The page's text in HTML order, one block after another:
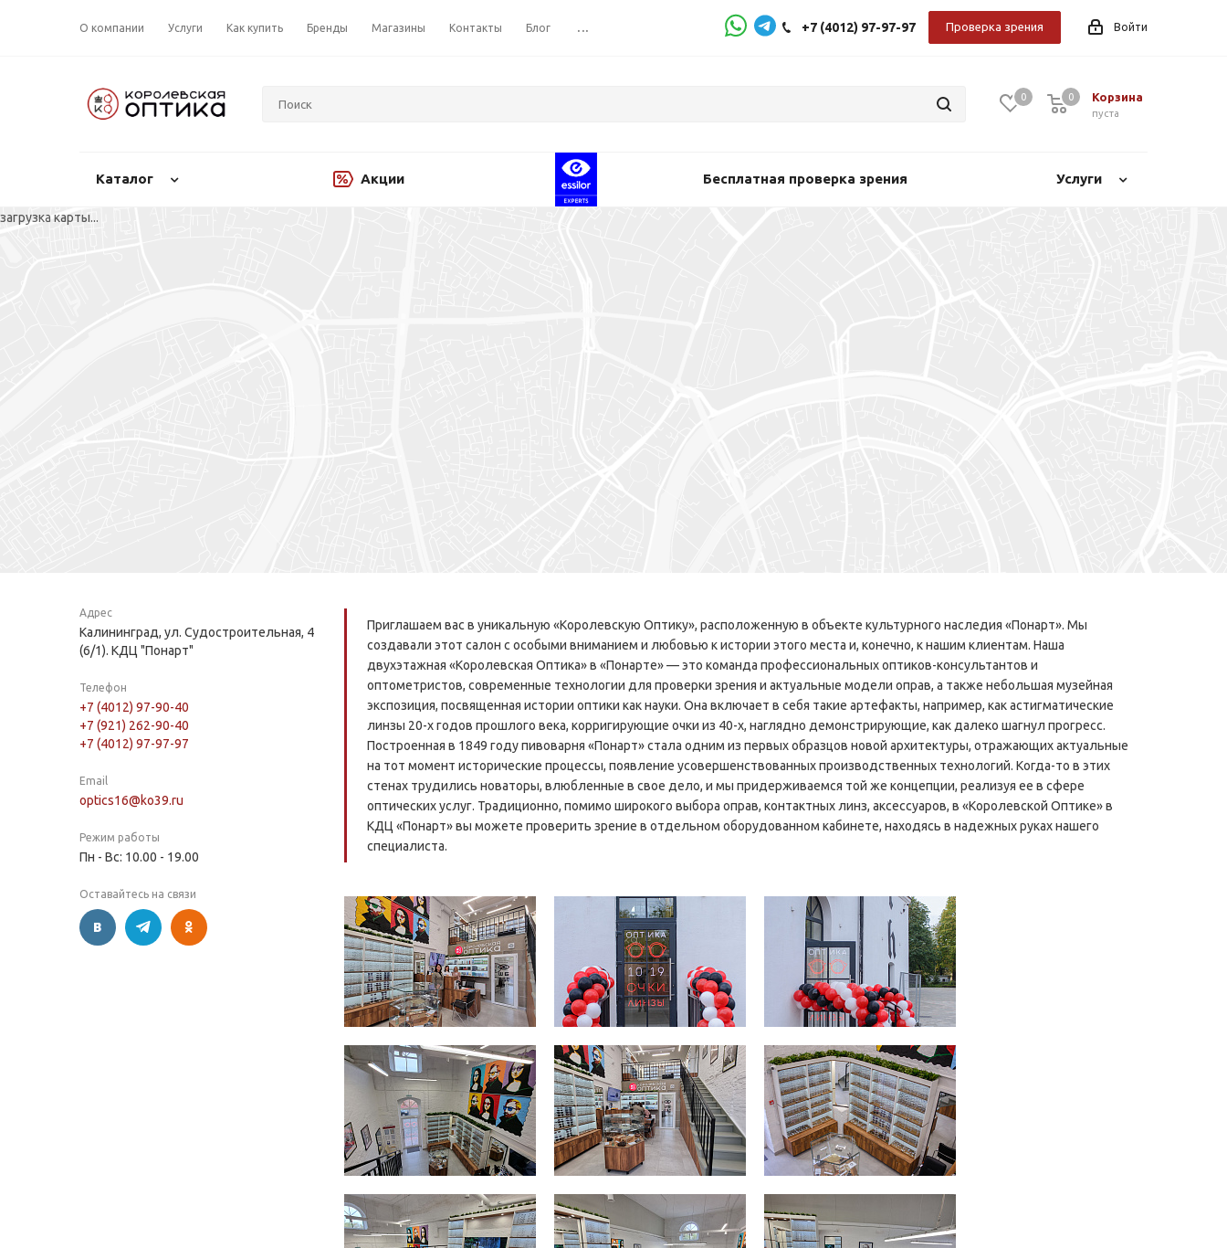
О компании Услуги Как купить Бренды Магазины Контакты Блог ... Войти
+7 (4012) 97-97-97 Проверка зрения
0 Корзина
0
пуста
0
Каталог Акции Бесплатная проверка зрения Услуги
загрузка карты...
Адрес
Калининград, ул. Судостроительная, 4
(6/1). КДЦ "Понарт"
Телефон
+7 (4012) 97-90-40
+7 (921) 262-90-40
+7 (4012) 97-97-97
Email
optics16@ko39.ru
Режим работы
Пн - Вс: 10.00 - 19.00
Оставайтесь на связи
Приглашаем вас в уникальную «Королевскую Оптику», расположенную в объекте культурного наследия «Понарт». Мы
создавали этот салон с особыми вниманием и любовью к истории этого места и, конечно, к нашим клиентам. Наша
двухэтажная «Королевская Оптика» в «Понарте» — это команда профессиональных оптиков-консультантов и
оптометристов, современные технологии для проверки зрения и актуальные модели оправ, а также небольшая музейная
экспозиция, посвященная истории оптики как науки. Она включает в себя такие артефакты, например, как астигматические
линзы 20-х годов прошлого века, корригирующие очки из 40-х, наглядно демонстрирующие, как далеко шагнул прогресс.
Построенная в 1849 году пивоварня «Понарт» стала одним из первых образцов новой архитектуры, отражающих актуальные
на тот момент исторические процессы, появление усовершенствованных производственных технологий. Когда-то в этих
стенах трудились новаторы, влюбленные в свое дело, и мы придерживаемся той же концепции, реализуя ее в сфере
оптических услуг. Традиционно, помимо широкого выбора оправ, контактных линз, аксессуаров, в «Королевской Оптике» в
КДЦ «Понарт» вы можете проверить зрение в отдельном оборудованном кабинете, находясь в надежных руках нашего
специалиста.